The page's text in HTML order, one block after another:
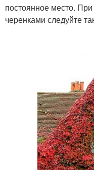
постоянное место.
черенками следуйте